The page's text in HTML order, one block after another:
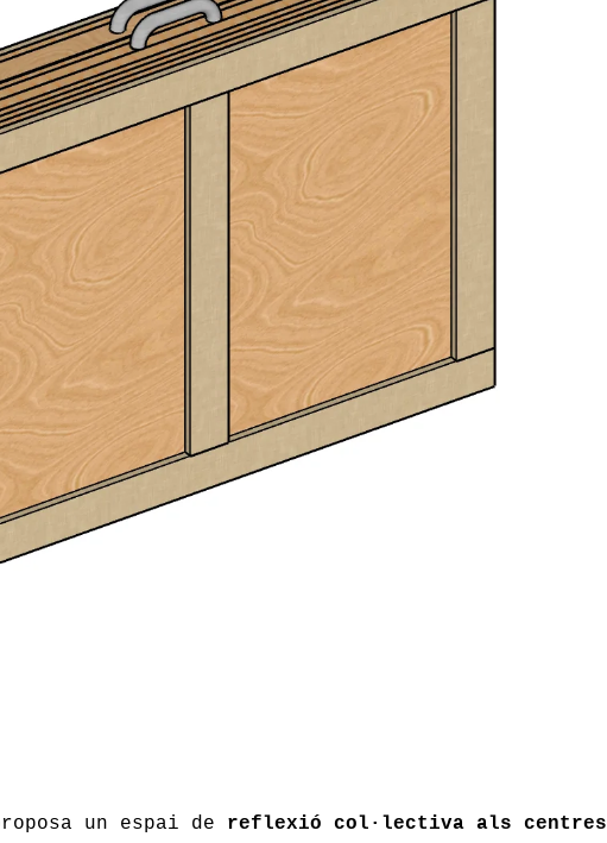
un espai de reflexió col·lectiva als centres